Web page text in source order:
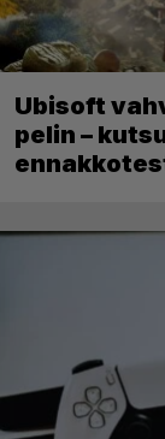
Ubisoft
pelin –